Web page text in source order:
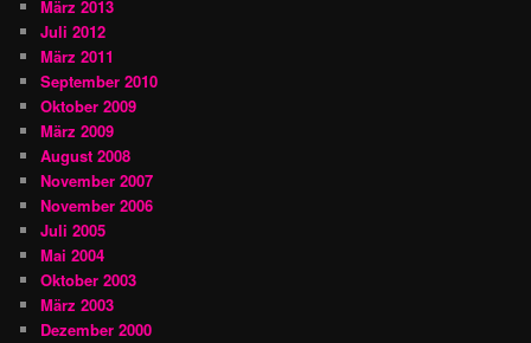
März 2013
Juli 2012
März 2011
September 2010
Oktober 2009
März 2009
August 2008
November 2007
November 2006
Juli 2005
Mai 2004
Oktober 2003
März 2003
Dezember 2000